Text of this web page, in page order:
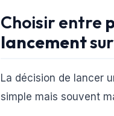
Choisir entre
lancementsur
La décision de lancer
simple mais souvent